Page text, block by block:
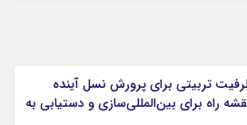
تربیتی برای پرورش نسل آینده
راه برای بین‌المللی‌سازی و دستیابی به